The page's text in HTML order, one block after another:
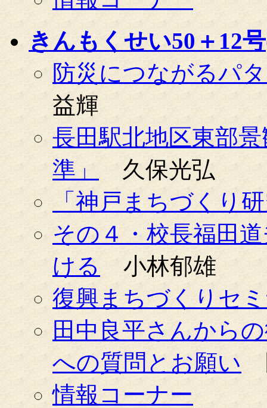
きんもくせい50＋12
防災につながるパ
益輝
長田駅北地区東部
準」 久保光弘
「神戸まちづくり
その４・校長福田
ける 小林郁雄
復興まちづくりセ
田中良平さんから
への質問とお願い
情報コーナー